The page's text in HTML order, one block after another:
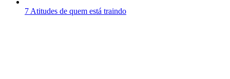
7 Atitudes de quem está traindo